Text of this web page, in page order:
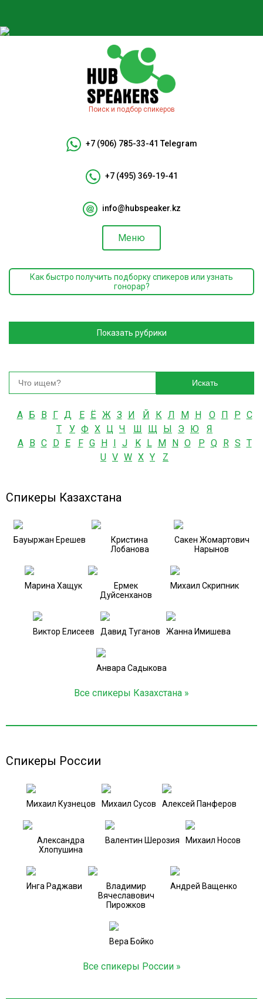
Поиск и подбор спикеров
+7 (906) 785-33-41 Telegram
+7 (495) 369-19-41
info@hubspeaker.kz
Меню
Как быстро получить подборку спикеров или узнать
гонорар?
Показать рубрики
Искать
А Б В Г Д Е Ё Ж З И Й К Л М Н О П Р С
Т
У Ф Х Ц Ч Ш Щ Ы Э Ю
Я
A
B C D E F G H J K L M N O P Q R S T
U V W X Y Z
Спикеры Казахстана
Бауыржан Ерешев
Кристина
Лобанова
Сакен Жомартович
Нарынов
Марина Хащук
Ермек
Дуйсенханов
Михаил Скрипник
Виктор Елисеев Давид Туганов Жанна Имишева
Анвара Садыкова
Все спикеры Казахстана »
Спикеры России
Михаил Кузнецов Михаил Сусов Алексей Панферов
Александра
Хлопушина
Валентин Шерозия Михаил Носов
Инга Раджави
Владимир
Вячеславович
Пирожков
Андрей Ващенко
Вера Бойко
Все спикеры России »